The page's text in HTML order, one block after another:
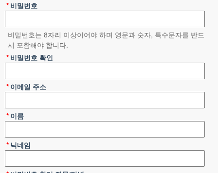
비밀번호
*
비밀번호는 8자리 이상이어야 하며 영문과 숫자, 특수문자를 반드
시 포함해야 합니다.
비밀번호 확인
*
* 이메일 주소
* 이름
* 닉네임